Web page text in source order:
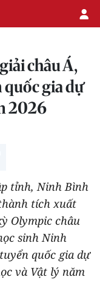
châu Á,
gia dự
2026
tỉnh, Ninh Bình
tích xuất
Olympic châu
sinh Ninh
quốc gia dự
và Vật lý năm